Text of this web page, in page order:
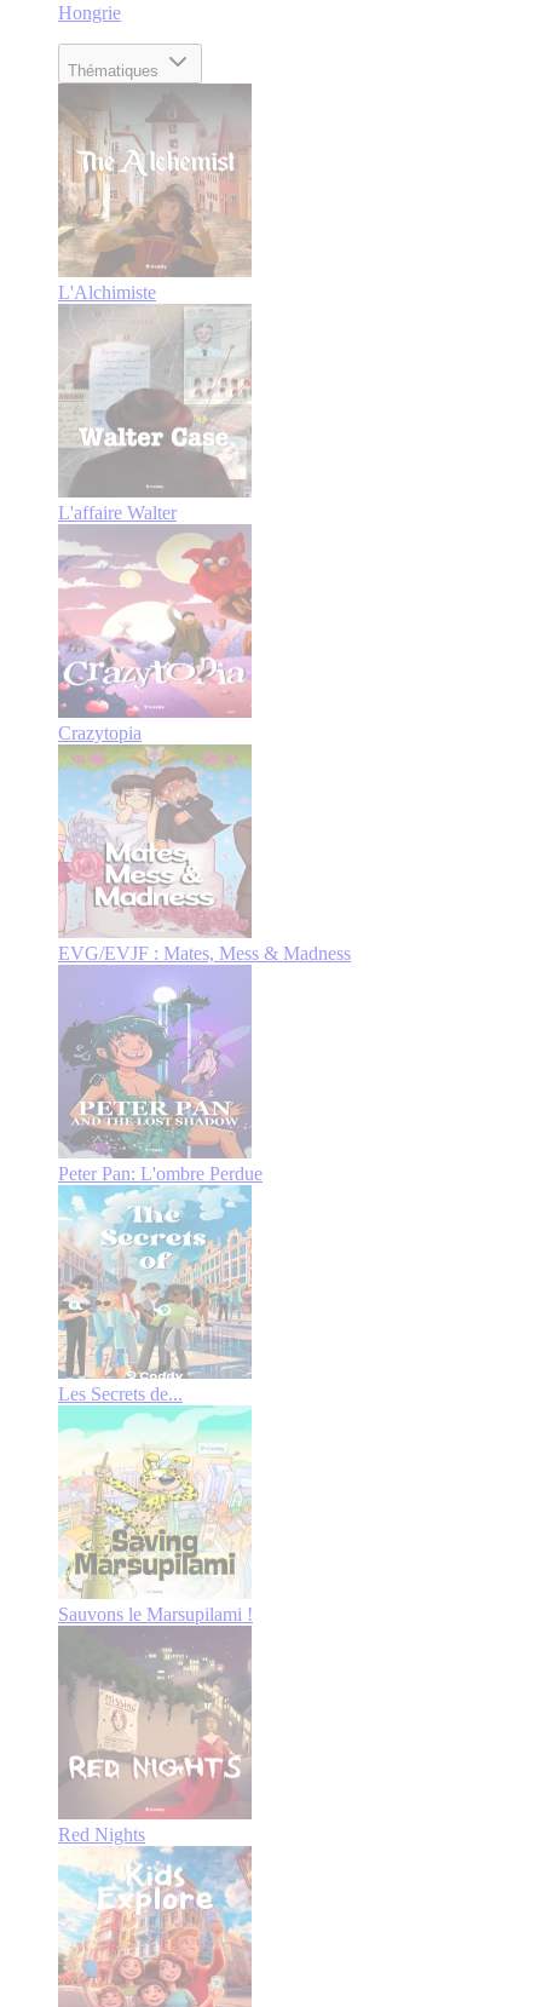
Hongrie
Thématiques
L'Alchimiste
L'affaire Walter
Crazytopia
EVG/EVJF : Mates, Mess & Madness
Peter Pan: L'ombre Perdue
Les Secrets de...
Sauvons le Marsupilami !
Red Nights